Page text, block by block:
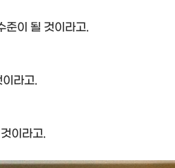
이 될 것이라고.
라고.
이라고.